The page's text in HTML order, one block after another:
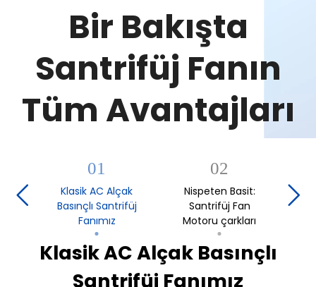
Bir Bakışta
Santrifüj Fanın
Tüm Avantajları
Klasik AC Alçak Basınçlı
Santrifüj Fanımız
Nispeten Basit: Santrifüjlü
Üfleyici Motor çarkları
Alçak Basınçlı Santrifüj Fan
Özellikleri
Özellikler ve Özel Özellikler
Santrifüj Fan Motoru
Konseptleri
01
Klasik AC Alçak
Basınçlı Santrifüj
Fanımız
02
Nispeten Basit:
Santrifüj Fan
Motoru çarkları